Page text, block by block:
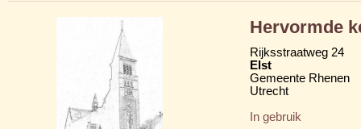
Hervormde
Rijksstraatweg 24
Elst
Gemeente Rhenen
Utrecht
In gebruik